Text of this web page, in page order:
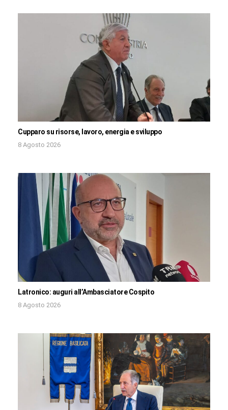
Cupparo su risorse, lavoro, energia e sviluppo
8 Agosto 2026
Latronico: auguri all’Ambasciatore Cospito
8 Agosto 2026